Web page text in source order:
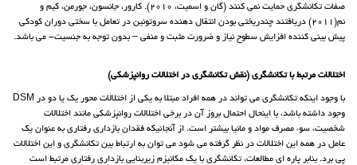
صفات تکانشگری حمایت نمی کنند (گان و اسمیت، 2010). کارور، جانسون، جورمن، کیم و
نم(2011) دریافتند چندریختی بودن انتقال دهنده سروتونین در تعامل با سختی دوران کودکی
پیش بینی کننده افزایش سطوح نیاز و ضرورت مثبت و منفی – بدون توجه به جنسیت- می باشد.
اختلالات مرتبط با تکانشگری (نقش تکانشگری در اختلالات روانپزشکی)
با وجود اینکه تکانشگری می تواند در همه افراد مبتلا به یکی از اختلالات محور یک یا دو در DSM
وجود داشته باشد، با اینحال احتمال بروز آن در برخی اختلالات روانپزشکی مانند اختلالات
شخصیت، سوء مصرف مواد و مانیا بیشتر است. از آنجائیکه فقدان بازداری رفتاری به عنوان یک
عامل در همه این اختلالات در نظر گرفته می شود می توان به ارتباط بین تکانشگری و این اختلالات
پی برد. بنابر پاره ای مطالعات، تکانشگری با یک مکانیزم زیربنایی بازداری رفتاری مرتبط است